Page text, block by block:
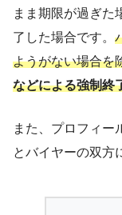
まま期限が過ぎた
了した場合です。
ようがない場合を
などによる強制終
また、プロフィー
とバイヤーの双方